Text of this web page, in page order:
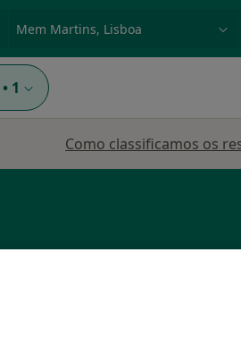
• 1
Como classificamos os